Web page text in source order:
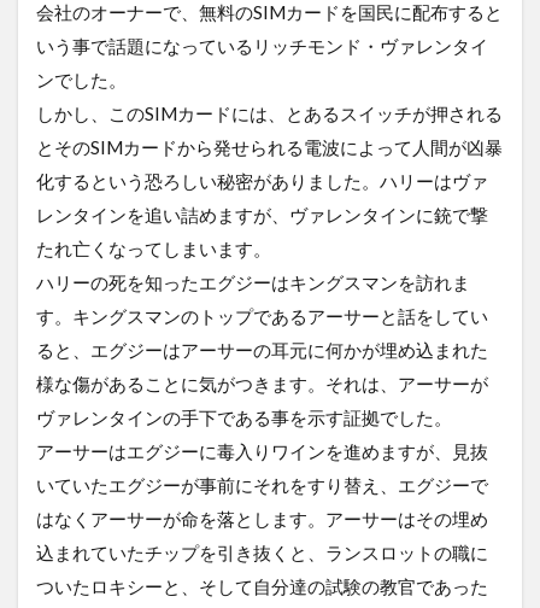
会社のオーナーで、無料のSIMカードを国民に配布すると
いう事で話題になっているリッチモンド・ヴァレンタイ
ンでした。
しかし、このSIMカードには、とあるスイッチが押される
とそのSIMカードから発せられる電波によって人間が凶暴
化するという恐ろしい秘密がありました。ハリーはヴァ
レンタインを追い詰めますが、ヴァレンタインに銃で撃
たれ亡くなってしまいます。
ハリーの死を知ったエグジーはキングスマンを訪れま
す。キングスマンのトップであるアーサーと話をしてい
ると、エグジーはアーサーの耳元に何かが埋め込まれた
様な傷があることに気がつきます。それは、アーサーが
ヴァレンタインの手下である事を示す証拠でした。
アーサーはエグジーに毒入りワインを進めますが、見抜
いていたエグジーが事前にそれをすり替え、エグジーで
はなくアーサーが命を落とします。アーサーはその埋め
込まれていたチップを引き抜くと、ランスロットの職に
ついたロキシーと、そして自分達の試験の教官であった